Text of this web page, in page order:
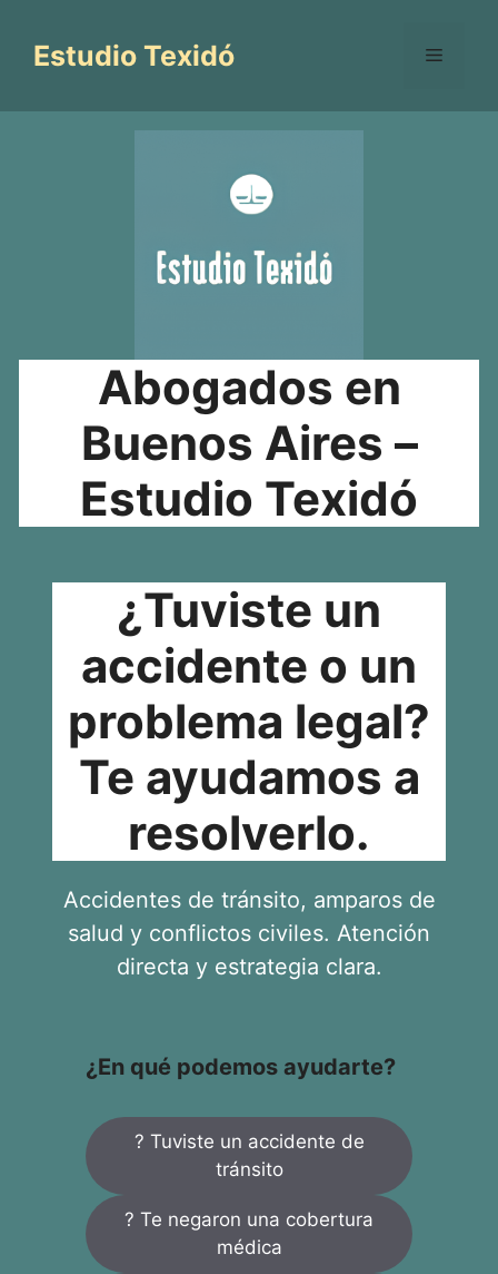
contenido
Estudio Texidó Menú
Abogados en
Buenos Aires –
Estudio Texidó
¿Tuviste un
accidente o un
problema legal?
Te ayudamos a
resolverlo.
Accidentes de tránsito, amparos de
salud y conflictos civiles. Atención
directa y estrategia clara.
¿En qué podemos ayudarte?
? Tuviste un accidente de
tránsito
? Te negaron una cobertura
médica